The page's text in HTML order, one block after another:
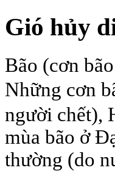
Gió hủy
Bão (cơn
Những cơn
người chết),
mùa bão ở
thường (do